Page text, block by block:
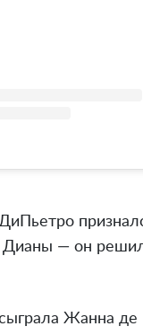
Дианы — он
Жанна